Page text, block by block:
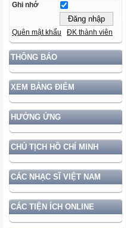
Ghi nhớ
Quên mật khẩu ĐK thành viên
THÔNG BÁO
XEM BẢNG ĐIỂM
HƯỞNG ỨNG
CHỦ TỊCH HỒ CHÍ MINH
CÁC NHẠC SĨ VIỆT NAM
CÁC TIỆN ÍCH ONLINE